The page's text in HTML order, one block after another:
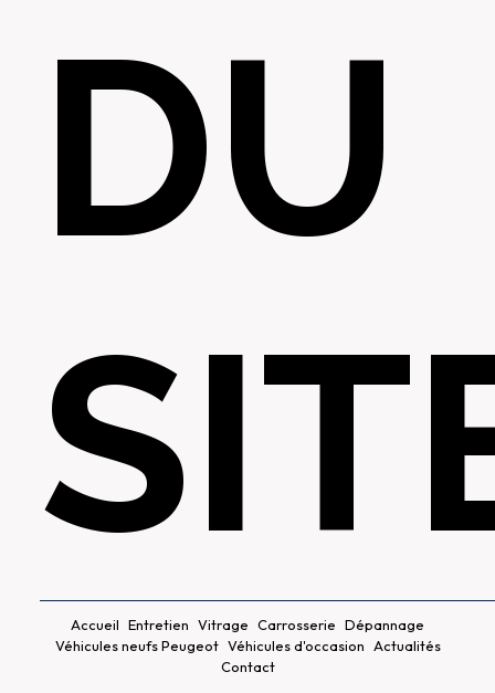
DU
Accueil Entretien Vitrage Carrosserie Dépannage
Véhicules neufs Peugeot Véhicules d'occasion Actualités
Contact